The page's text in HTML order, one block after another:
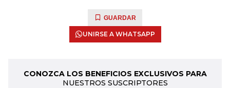
GUARDAR
UNIRSE A WHATSAPP
CONOZCA LOS BENEFICIOS EXCLUSIVOS PARA
NUESTROS SUSCRIPTORES